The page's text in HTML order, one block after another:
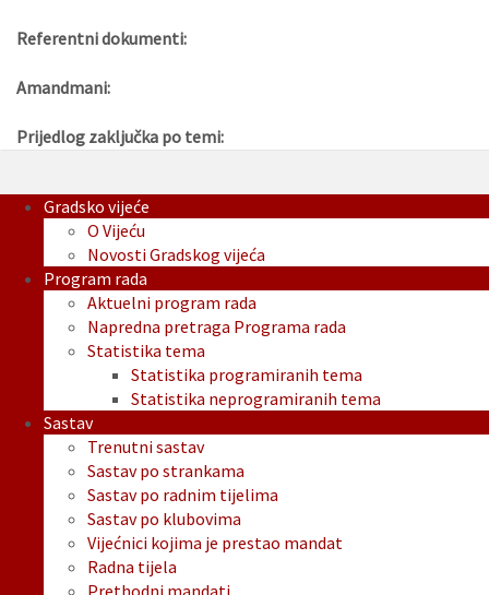
Referentni dokumenti:
Amandmani:
Prijedlog zaključka po temi:
Gradsko vijeće
O Vijeću
Novosti Gradskog vijeća
Program rada
Aktuelni program rada
Napredna pretraga Programa rada
Statistika tema
Statistika programiranih tema
Statistika neprogramiranih tema
Sastav
Trenutni sastav
Sastav po strankama
Sastav po radnim tijelima
Sastav po klubovima
Vijećnici kojima je prestao mandat
Radna tijela